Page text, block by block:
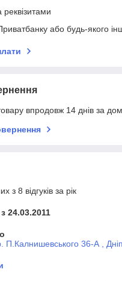
або будь-якого
впродовж 14 днів за
з 8 відгуків за рік
24.03.2011
П.Калнишевського 36-А ,